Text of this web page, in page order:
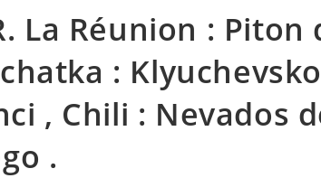
La Réunion : Piton
:
, Chili : Nevados
.